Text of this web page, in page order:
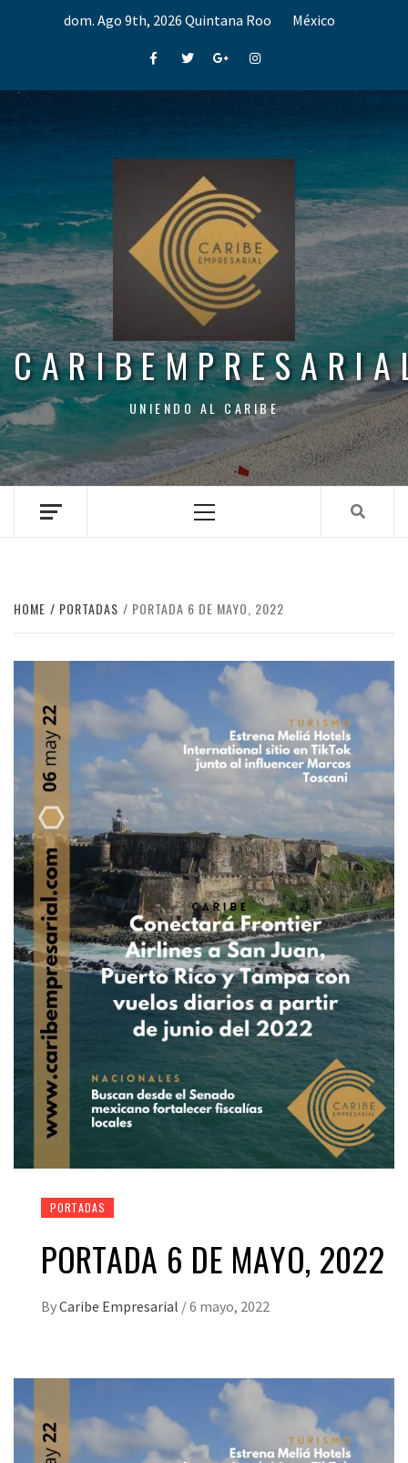
dom. Ago 9th, 2026 Quintana Roo México
FacebookTwitterGoogle+Instagram
UNIENDO AL CARIBE
Menu
HOME PORTADAS PORTADA 6 DE MAYO, 2022
PORTADAS
PORTADA 6 DE MAYO, 2022
ByCaribe Empresarial /6 mayo, 2022